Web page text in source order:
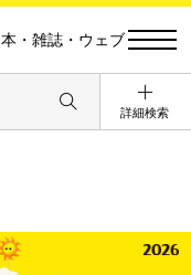
本・雑誌・ウェブ
詳細検索